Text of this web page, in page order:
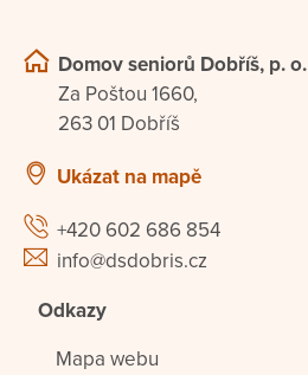
Domov seniorů Dobříš, p. o.
Za Poštou 1660,
263 01 Dobříš
Ukázat na mapě
+420 602 686 854
info@dsdobris.cz
Odkazy
Mapa webu